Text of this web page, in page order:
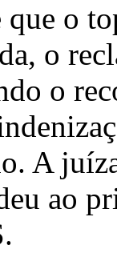
que o
o
o
A
ao